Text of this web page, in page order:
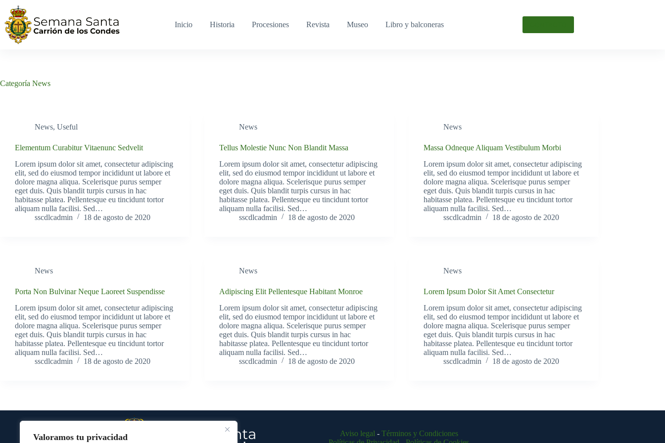
Valoramos tu privacidad
contenido
Inicio Historia Procesiones Revista Museo Libro y balconeras
Categoría News
News, Useful
Elementum Curabitur Vitaenunc Sedvelit
Lorem ipsum dolor sit amet, consectetur adipiscing
elit, sed do eiusmod tempor incididunt ut labore et
dolore magna aliqua. Scelerisque purus semper
eget duis. Quis blandit turpis cursus in hac
habitasse platea. Pellentesque eu tincidunt tortor
aliquam nulla facilisi. Sed…
sscdlcadmin
18 de agosto de 2020
News
Tellus Molestie Nunc Non Blandit Massa
Lorem ipsum dolor sit amet, consectetur adipiscing
elit, sed do eiusmod tempor incididunt ut labore et
dolore magna aliqua. Scelerisque purus semper
eget duis. Quis blandit turpis cursus in hac
habitasse platea. Pellentesque eu tincidunt tortor
aliquam nulla facilisi. Sed…
sscdlcadmin
18 de agosto de 2020
News
Massa Odneque Aliquam Vestibulum Morbi
Lorem ipsum dolor sit amet, consectetur adipiscing
elit, sed do eiusmod tempor incididunt ut labore et
dolore magna aliqua. Scelerisque purus semper
eget duis. Quis blandit turpis cursus in hac
habitasse platea. Pellentesque eu tincidunt tortor
aliquam nulla facilisi. Sed…
sscdlcadmin
18 de agosto de 2020
News
Porta Non Bulvinar Neque Laoreet Suspendisse
Lorem ipsum dolor sit amet, consectetur adipiscing
elit, sed do eiusmod tempor incididunt ut labore et
dolore magna aliqua. Scelerisque purus semper
eget duis. Quis blandit turpis cursus in hac
habitasse platea. Pellentesque eu tincidunt tortor
aliquam nulla facilisi. Sed…
sscdlcadmin
18 de agosto de 2020
News
Adipiscing Elit Pellentesque Habitant Monroe
Lorem ipsum dolor sit amet, consectetur adipiscing
elit, sed do eiusmod tempor incididunt ut labore et
dolore magna aliqua. Scelerisque purus semper
eget duis. Quis blandit turpis cursus in hac
habitasse platea. Pellentesque eu tincidunt tortor
aliquam nulla facilisi. Sed…
sscdlcadmin
18 de agosto de 2020
News
Lorem Ipsum Dolor Sit Amet Consectetur
Lorem ipsum dolor sit amet, consectetur adipiscing
elit, sed do eiusmod tempor incididunt ut labore et
dolore magna aliqua. Scelerisque purus semper
eget duis. Quis blandit turpis cursus in hac
habitasse platea. Pellentesque eu tincidunt tortor
aliquam nulla facilisi. Sed…
sscdlcadmin
18 de agosto de 2020
Aviso legal - Términos y Condiciones